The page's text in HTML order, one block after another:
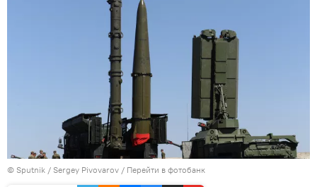
© Sputnik / Sergey Pivovarov / Перейти в фотобанк